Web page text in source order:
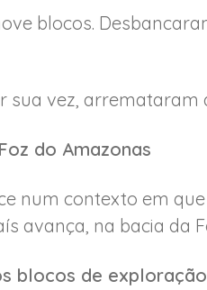
blocos.
sua vez,
do Amazonas
num contexto em
avança, na bacia da
blocos de